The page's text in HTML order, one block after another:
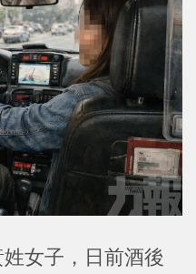
女子，日前酒後